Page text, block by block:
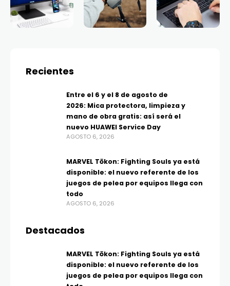
Recientes
Entre el 6 y el 8 de agosto de
2026: Mica protectora, limpieza y
mano de obra gratis: así será el
nuevo HUAWEI Service Day
AGOSTO 6, 2026
MARVEL Tōkon: Fighting Souls ya está
disponible: el nuevo referente de los
juegos de pelea por equipos llega con
todo
AGOSTO 6, 2026
Destacados
MARVEL Tōkon: Fighting Souls ya está
disponible: el nuevo referente de los
juegos de pelea por equipos llega con